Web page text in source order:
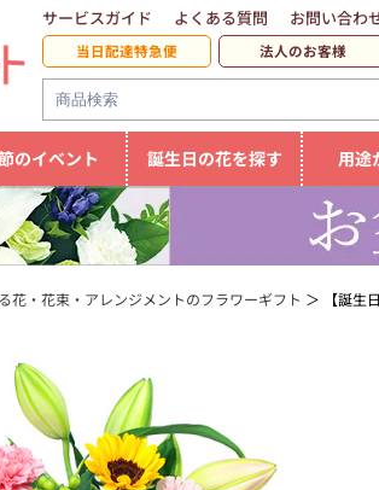
サービスガイド よくある質問 お問い合わ
当日配達特急便 法人のお客様
のイベント 誕生日の花を探す 用途
花・花束・アレンジメントのフラワーギフト 【誕